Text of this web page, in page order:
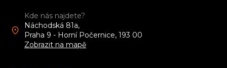
Kde nás najdete?
Náchodská 81a,
Praha 9 - Horní Počernice, 193 00
Zobrazit na mapě